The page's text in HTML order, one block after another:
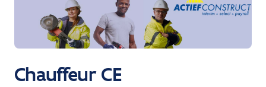
a
r
Chauffeur CE